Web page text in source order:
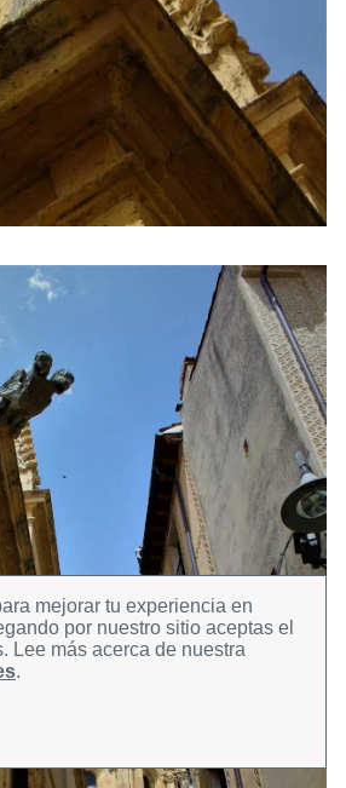
mejorar tu experiencia en
por nuestro sitio aceptas el
Lee más acerca de nuestra
.